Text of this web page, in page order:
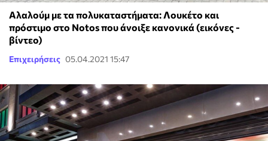
Αλαλούμ με τα πολυκαταστήματα: Λουκέτο και
πρόστιμο στo Notos που άνοιξε κανονικά (εικόνες -
βίντεο)
Επιχειρήσεις 05.04.2021 15:47